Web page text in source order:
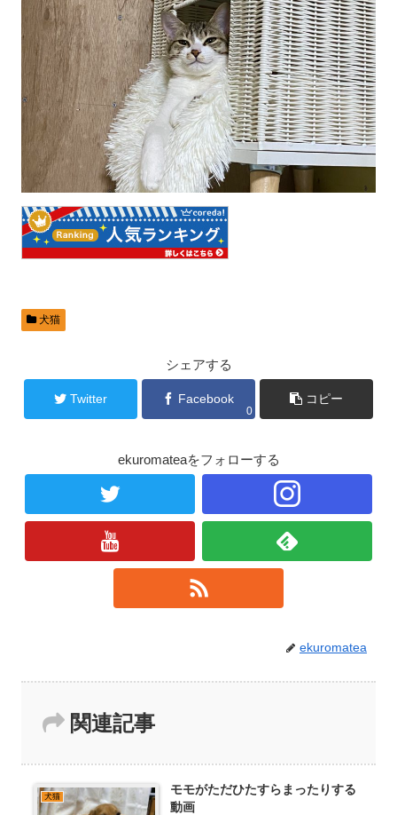
犬猫
シェアする
Twitter Facebook
0
コピー
ekuromateaをフォローする
ekuromatea
関連記事
犬猫
モモがただひたすらまったりする
動画